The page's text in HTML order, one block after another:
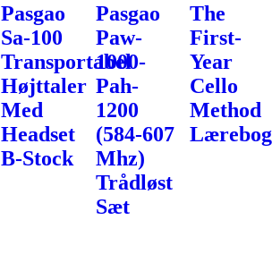
Pasgao
Sa-100
Transportabel
Højttaler
Med
Headset
B-Stock
Pasgao
Paw-
1000-
Pah-
1200
(584-607
Mhz)
Trådløst
Sæt
The
First-
Year
Cello
Method
Lærebog